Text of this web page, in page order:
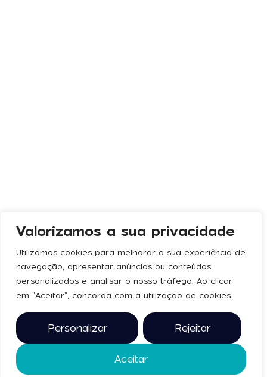
Valorizamos a sua privacidade
Utilizamos cookies para melhorar a sua experiência de
navegação, apresentar anúncios ou conteúdos
personalizados e analisar o nosso tráfego. Ao clicar
em "Aceitar", concorda com a utilização de cookies.
Personalizar Rejeitar
Aceitar